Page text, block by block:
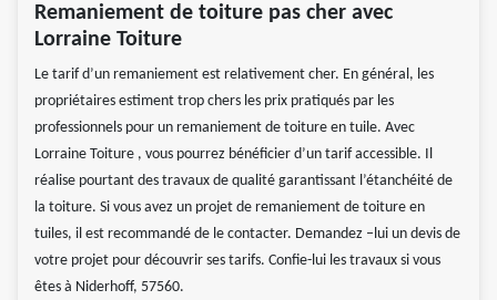
Remaniement de toiture pas cher avec
Lorraine Toiture
Le tarif d’un remaniement est relativement cher. En général, les
propriétaires estiment trop chers les prix pratiqués par les
professionnels pour un remaniement de toiture en tuile. Avec
Lorraine Toiture , vous pourrez bénéficier d’un tarif accessible. Il
réalise pourtant des travaux de qualité garantissant l’étanchéité de
la toiture. Si vous avez un projet de remaniement de toiture en
tuiles, il est recommandé de le contacter. Demandez –lui un devis de
votre projet pour découvrir ses tarifs. Confie-lui les travaux si vous
êtes à Niderhoff, 57560.